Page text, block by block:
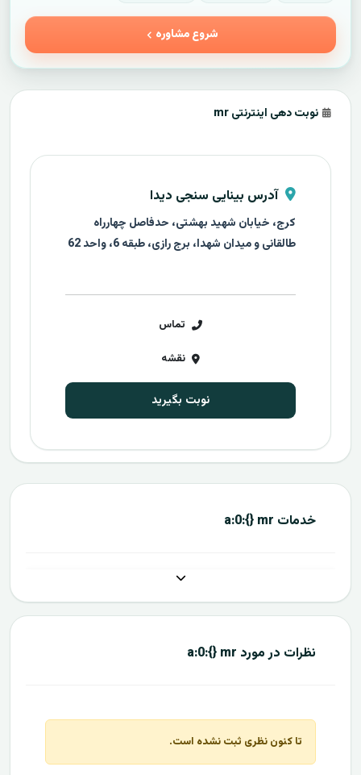
شروع مشاوره
نوبت دهی اینترنتی mr
آدرس بینایی سنجی دیدا
کرج، خیابان شهید بهشتی، حدفاصل چهارراه
طالقانی و میدان شهدا، برج رازی، طبقه 6، واحد 62
تماس
نقشه
نوبت بگیرید
خدمات a:0:{} mr
نظرات در مورد a:0:{} mr
تا کنون نظری ثبت نشده است.